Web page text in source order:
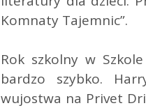
Komnaty Tajemnic”.
Rok szkolny w
bardzo szybko.
wujostwa na Privet